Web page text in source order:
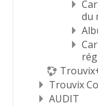
du
Trouvix
AUDIT